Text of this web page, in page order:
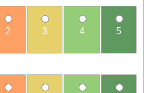
2 3 4 5